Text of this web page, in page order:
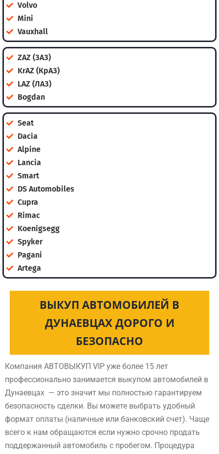
Volvo
Mini
Vauxhall
ZAZ (ЗАЗ)
KrAZ (КрАЗ)
LAZ (ЛАЗ)
Bogdan
Seat
Dacia
Alpine
Lancia
Smart
DS Automobiles
Cupra
Rimac
Koenigsegg
Spyker
Pagani
Artega
ВЫКУП АВТОМОБИЛЕЙ В
ДУНАЕВЦАХ ДОРОГО И
БЕЗОПАСНО
Компания АВТОВЫКУП VIP уже более 15 лет
профессионально занимается выкупом автомобилей в
Дунаевцах — это значит мы полностью гарантируем
безопасность сделки. Вы можете выбрать удобный
формат оплаты (наличные или банковский счет). Чаще
всего к нам обращаются если нужно срочно продать
поддержанный автомобиль с пробегом. Процедура